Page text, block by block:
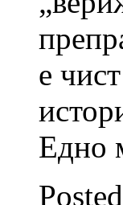
е
Едно